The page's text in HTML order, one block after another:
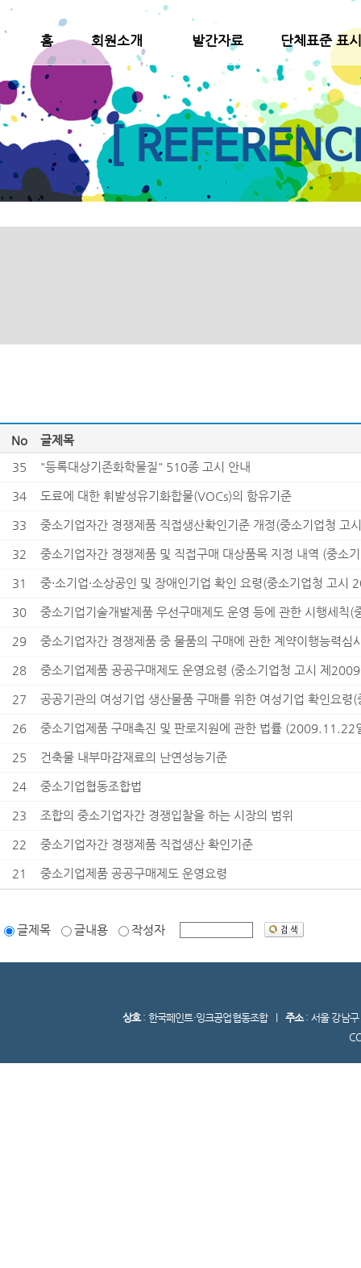
홈 회원소개 발간자료 단체표준 표
[
No 글제목
35 "등록대상기존화학물질" 510종 고시 안내
34 도료에 대한 휘발성유기화합물(VOCs)의 함유기준
33 중소기업자간 경쟁제품 직접생산확인기준 개정(중소기업청
32 중소기업자간 경쟁제품 및 직접구매 대상품목 지정 내역 (중소
31 중·소기업·소상공인 및 장애인기업 확인 요령(중소기업청 고시
30 중소기업기술개발제품 우선구매제도 운영 등에 관한 시행세칙
29 중소기업자간 경쟁제품 중 물품의 구매에 관한 계약이행능력심
28 중소기업제품 공공구매제도 운영요령 (중소기업청 고시 제
27 공공기관의 여성기업 생산물품 구매를 위한 여성기업 확인요령
26 중소기업제품 구매촉진 및 판로지원에 관한 법률 (2009.11.22
25 건축물 내부마감재료의 난연성능기준
24 중소기업협동조합법
23 조합의 중소기업자간 경쟁입찰을 하는 시장의 범위
22 중소기업자간 경쟁제품 직접생산 확인기준
21 중소기업제품 공공구매제도 운영요령
글제목 글내용 작성자
상호: 한국페인트·잉크공업협동조합 l 주소: 서울 강남